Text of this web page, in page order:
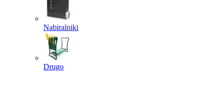
Nabiralniki
Drugo